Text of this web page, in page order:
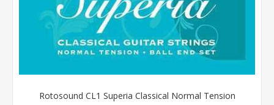
Rotosound CL1 Superia Classical Normal Tension